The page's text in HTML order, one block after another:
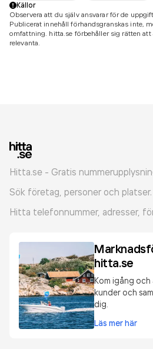
Källor
Observera att du själv ansvarar för de
Publicerat innehåll förhandsgranskas inte,
omfattning. hitta.se förbehåller sig rätten
relevanta.
Hitta.se - Gratis
Sök företag, personer och platser.
Hitta telefonnummer, adresser,
hitta.se
Kom igång
kunder och
dig.
Läs mer här